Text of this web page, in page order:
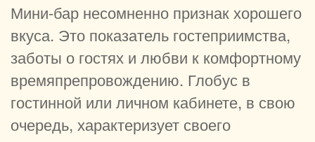
Мини-бар несомненно признак хорошего
вкуса. Это показатель гостеприимства,
заботы о гостях и любви к комфортному
времяпрепровождению. Глобус в
гостинной или личном кабинете, в свою
очередь, характеризует своего